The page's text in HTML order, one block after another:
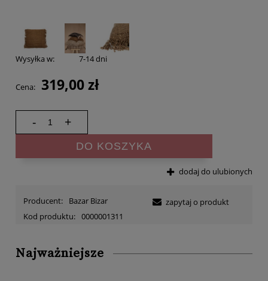
Wysyłka w: 7-14 dni
Cena: 319,00 zł
- +
DO KOSZYKA
dodaj do ulubionych
Producent:
Bazar Bizar
Kod produktu: 0000001311
zapytaj o produkt
Najważniejsze